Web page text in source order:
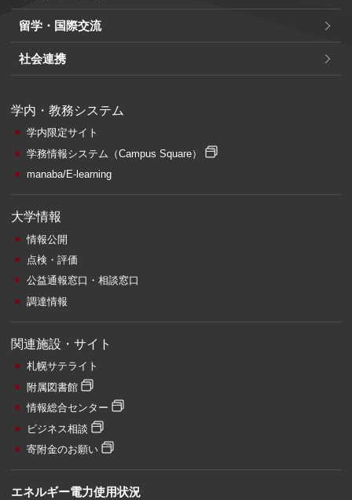
留学・国際交流
社会連携
学内・教務システム
学内限定サイト
学務情報システム （Campus Square）
manaba/E-learning
大学情報
情報公開
点検・評価
公益通報窓口・相談窓口
調達情報
関連施設・サイト
札幌サテライト
附属図書館
情報総合センター
ビジネス相談
寄附金のお願い
エネルギー電力使用状況